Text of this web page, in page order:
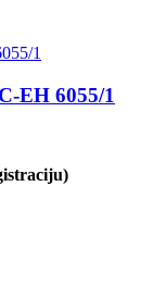
EH 6055/1